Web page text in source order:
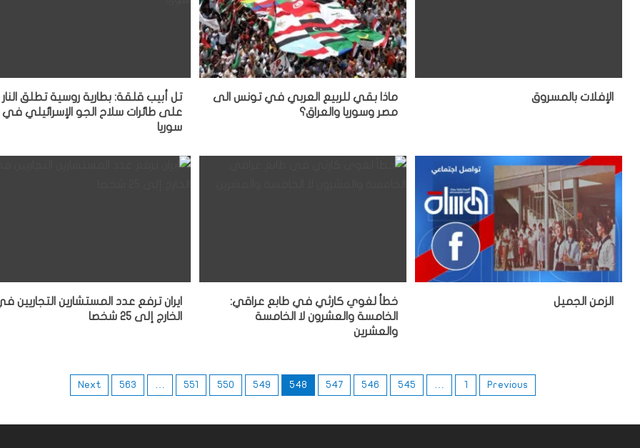
الإفلات بالمسروق
ماذا بقي للربيع العربي في تونس الى
مصر وسوريا والعراق؟
تل أبيب قلقة: بطارية روسية تطلق النار
على طائرات سلاح الجو الإسرائيلي في
سوريا
الزمن الجميل
خطأ لغوي كارثي في طابع عراقي:
الخامسة والعشرون لا الخامسة
والعشرين
ايران ترفع عدد المستشارين التجاريين
الخارج إلى 25 شخصا
Previous
1
…
545
546
547
548
549
550
551
…
563
Next